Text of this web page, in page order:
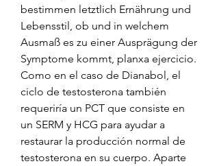
bestimmen letztlich Ernährung und
Lebensstil, ob und in welchem
Ausmaß es zu einer Ausprägung der
Symptome kommt, planxa ejercicio.
Como en el caso de Dianabol, el
ciclo de testosterona también
requeriría un PCT que consiste en
un SERM y HCG para ayudar a
restaurar la producción normal de
testosterona en su cuerpo. Aparte